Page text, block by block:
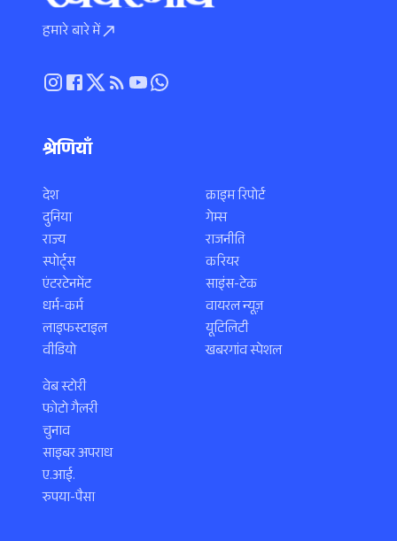
हमारे बारे में
श्रेणियाँ
देश
दुनिया
राज्य
स्पोर्ट्स
एंटरटेनमेंट
धर्म-कर्म
लाइफस्टाइल
वीडियो
क्राइम रिपोर्ट
गेम्स
राजनीति
करियर
साइंस-टेक
वायरल न्यूज़
यूटिलिटी
खबरगांव स्पेशल
वेब स्टोरी
फोटो गैलरी
चुनाव
साइबर अपराध
ए.आई.
रुपया-पैसा